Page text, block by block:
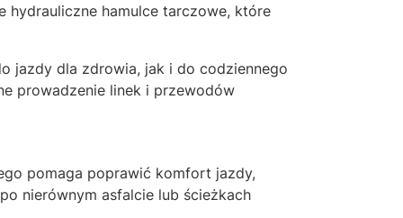
hydrauliczne hamulce tarczowe, które
jazdy dla zdrowia, jak i do codziennego
prowadzenie linek i przewodów
pomaga poprawić komfort jazdy,
nierównym asfalcie lub ścieżkach